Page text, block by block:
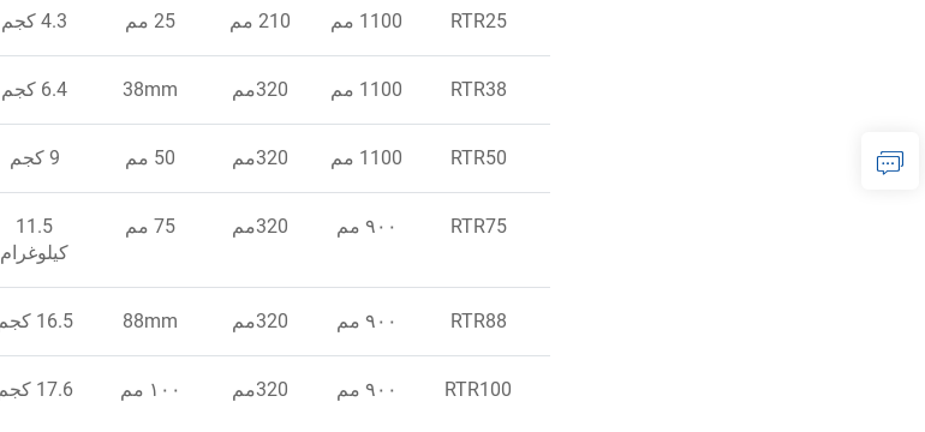
RTR25 1100 مم 210 مم 25 مم 4.3 كجم
RTR38 1100 مم 320مم 38mm 6.4 كجم
RTR50 1100 مم 320مم 50 مم 9 كجم
RTR75 ٩٠٠ مم 320مم 75 مم
11.5
كيلوغرام
RTR88 ٩٠٠ مم 320مم 88mm 16.5 كجم
RTR100 ٩٠٠ مم 320مم ١٠٠ مم 17.6 كجم